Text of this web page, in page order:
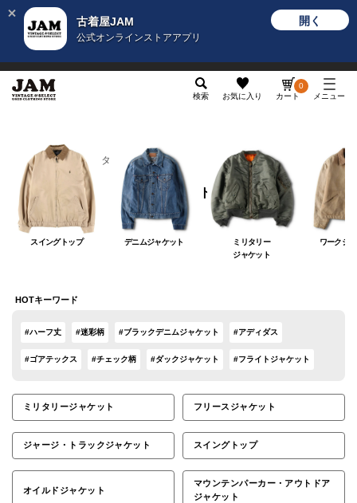
古着屋JAM
公式オンラインストアアプリ
開く
検索 お気に入り カート
0
メニュー
メンズ アウター ジャケット
ジャケット
スイングトップ デニムジャケット
ミリタリー
ジャケット
ワークジ
HOTキーワード
#ハーフ丈 #迷彩柄 #ブラックデニムジャケット #アディダス
#ゴアテックス #チェック柄 #ダックジャケット #フライトジャケット
ミリタリージャケット フリースジャケット
ジャージ・トラックジャケット スイングトップ
オイルドジャケット
マウンテンパーカー・アウトドア
ジャケット